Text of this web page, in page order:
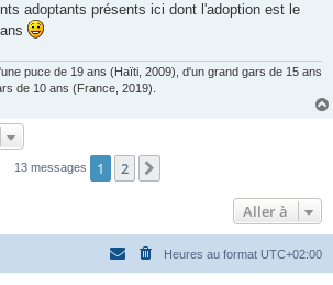
adoptants présents ici dont l'adoption est le
puce de 19 ans (Haïti, 2009), d'un grand gars de 15 ans
de 10 ans (France, 2019).
13 messages 1 2
Aller à
Heures au format UTC+02:00